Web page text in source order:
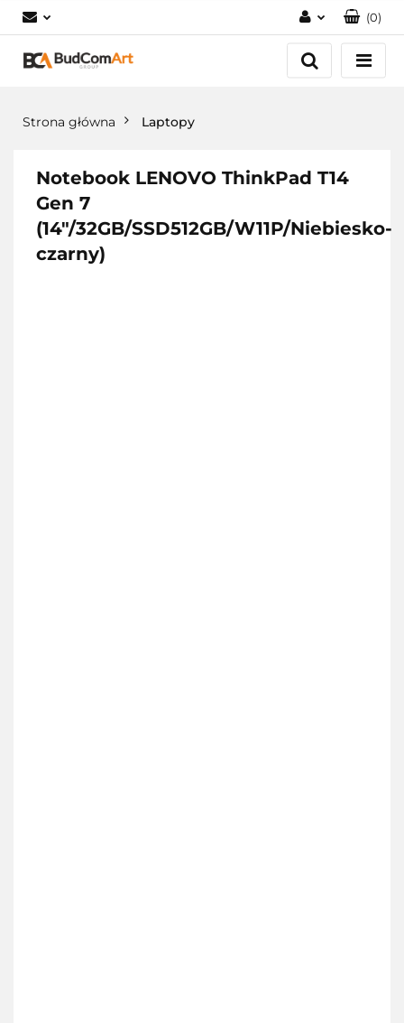
Zaloguj się
(0)
Strona główna Laptopy
Notebook LENOVO ThinkPad T14
Gen 7
(14"/32GB/SSD512GB/W11P/Niebiesko-
czarny)